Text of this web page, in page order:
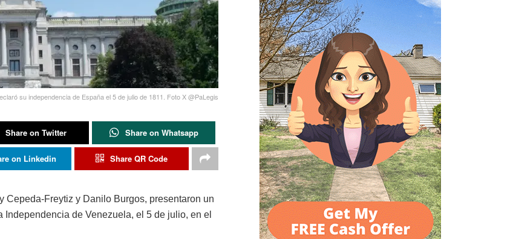
su independencia de España el 5 de julio de 1811. Foto X @PaLegis
Share on Twitter Share on Whatsapp
on Linkedin Share QR Code
Cepeda-Freytiz y Danilo Burgos, presentaron un
de Venezuela, el 5 de julio, en el